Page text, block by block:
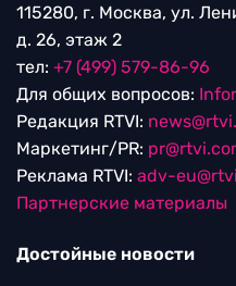
115280, г. Москва, ул.
д. 26, этаж 2
тел: +7 (499) 579-86-96
Для общих вопросов:
Редакция RTVI:
Маркетинг/PR:
Реклама RTVI: adv-
Партнерские материалы
Достойные новости